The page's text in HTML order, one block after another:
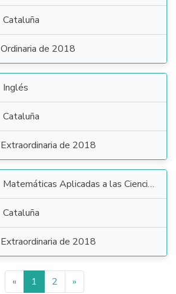
Cataluña
Ordinaria de 2018
Inglés
Cataluña
Extraordinaria de 2018
Matemáticas Aplicadas a las Ciencias Sociales
Cataluña
Extraordinaria de 2018
« 1 2 »